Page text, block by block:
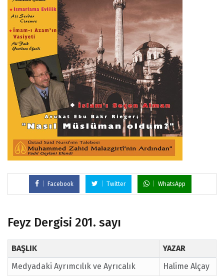
Facebook Twitter WhatsApp
Feyz Dergisi 201. sayı
BAŞLIK
YAZAR
Medyadaki Ayrımcılık ve Ayrıcalık
Halime Alçay